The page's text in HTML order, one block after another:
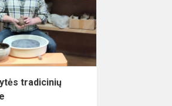
centre
tradicinių